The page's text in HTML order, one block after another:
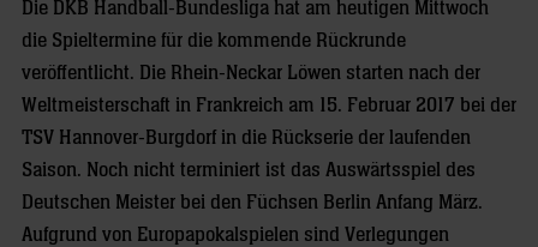
Die DKB Handball-Bundesliga hat am heutigen Mittwoch
die Spieltermine für die kommende Rückrunde
veröffentlicht. Die Rhein-Neckar Löwen starten nach der
Weltmeisterschaft in Frankreich am 15. Februar 2017 bei der
TSV Hannover-Burgdorf in die Rückserie der laufenden
Saison. Noch nicht terminiert ist das Auswärtsspiel des
Deutschen Meister bei den Füchsen Berlin Anfang März.
Aufgrund von Europapokalspielen sind Verlegungen